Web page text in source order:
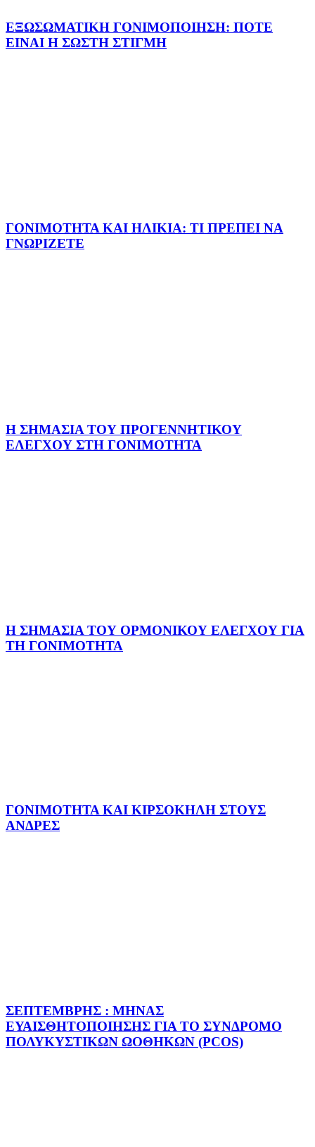
ΕΞΩΣΩΜΑΤΙΚΗ ΓΟΝΙΜΟΠΟΙΗΣΗ: ΠΟΤΕ
ΕΙΝΑΙ Η ΣΩΣΤΗ ΣΤΙΓΜΗ
ΓΟΝΙΜΟΤΗΤΑ ΚΑΙ ΗΛΙΚΙΑ: ΤΙ ΠΡΕΠΕΙ ΝΑ
ΓΝΩΡΙΖΕΤΕ
Η ΣΗΜΑΣΙΑ ΤΟΥ ΠΡΟΓΕΝΝΗΤΙΚΟΥ
ΕΛΕΓΧΟΥ ΣΤΗ ΓΟΝΙΜΟΤΗΤΑ
Η ΣΗΜΑΣΙΑ ΤΟΥ ΟΡΜΟΝΙΚΟΥ ΕΛΕΓΧΟΥ ΓΙΑ
ΤΗ ΓΟΝΙΜΟΤΗΤΑ
ΓΟΝΙΜΟΤΗΤΑ ΚΑΙ ΚΙΡΣΟΚΗΛΗ ΣΤΟΥΣ
ΑΝΔΡΕΣ
ΣΕΠΤΕΜΒΡΗΣ : ΜΗΝΑΣ
ΕΥΑΙΣΘΗΤΟΠΟΙΗΣΗΣ ΓΙΑ ΤΟ ΣΥΝΔΡΟΜΟ
ΠΟΛΥΚΥΣΤΙΚΩΝ ΩΟΘΗΚΩΝ (PCOS)